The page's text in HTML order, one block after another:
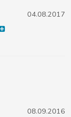
04.08.2017
08.09.2016